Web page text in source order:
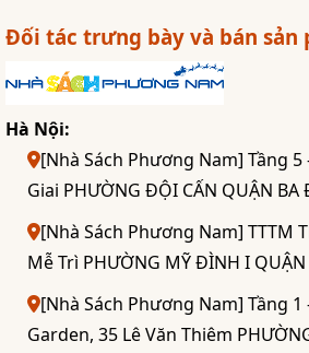
Đối tác trưng bày và bán sản
Hà Nội:
[Nhà Sách Phương Nam] Tầng 5
Giai PHƯỜNG ĐỘI CẤN QUẬN BA
[Nhà Sách Phương Nam] TTTM
Mễ Trì PHƯỜNG MỸ ĐÌNH I QUẬN
[Nhà Sách Phương Nam] Tầng 1
Garden, 35 Lê Văn Thiêm